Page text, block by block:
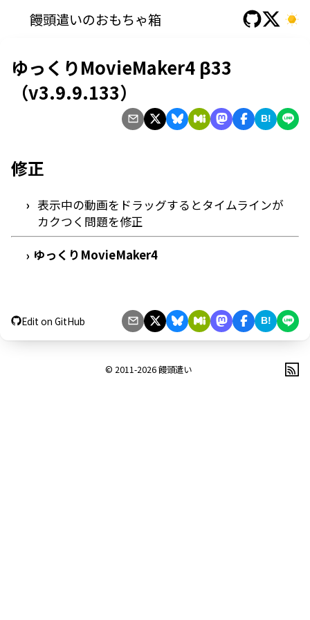
饅頭遣いのおもちゃ箱
ゆっくりMovieMaker4 β33
（v3.9.9.133）
B!
修正
表示中の動画をドラッグするとタイムラインが
カクつく問題を修正
› ゆっくりMovieMaker4
Edit on GitHub B!
© 2011-2026饅頭遣い